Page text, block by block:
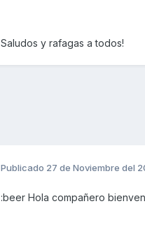
Saludos y rafagas a todos!
Publicado 27 de Noviembre del
:beer Hola compañero